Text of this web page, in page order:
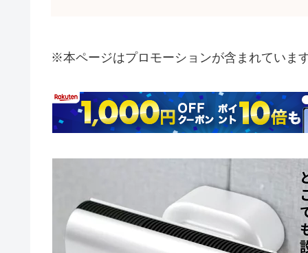
※本ページはプロモーションが含まれていま